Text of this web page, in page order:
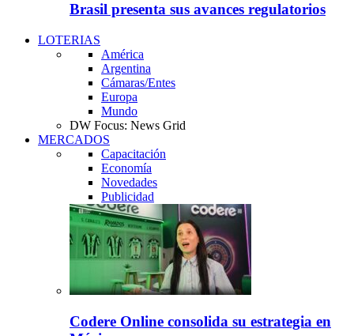
Brasil presenta sus avances regulatorios
LOTERIAS
América
Argentina
Cámaras/Entes
Europa
Mundo
DW Focus: News Grid
MERCADOS
Capacitación
Economía
Novedades
Publicidad
Codere Online consolida su estrategia en